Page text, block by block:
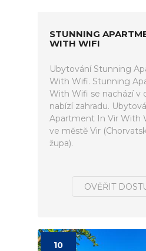
STUNNING
WITH WIFI
Ubytování Stunning
With Wifi. Stunning
With Wifi se nachází v
nabízí zahradu.
Apartment In Vir With
ve městě Vir
župa).
OVĚŘIT
10